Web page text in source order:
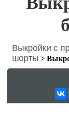
Выкройки с
шорты >